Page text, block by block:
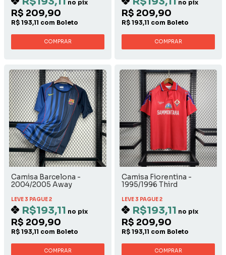
no pix
R$ 209,90
R$ 193,11 com Boleto
COMPRAR
no pix
R$ 209,90
R$ 193,11 com Boleto
COMPRAR
Camisa Barcelona -
2004/2005 Away
LEVE 3 PAGUE 2
R$193,11 no pix
R$ 209,90
R$ 193,11 com Boleto
COMPRAR
Camisa Fiorentina -
1995/1996 Third
LEVE 3 PAGUE 2
R$193,11 no pix
R$ 209,90
R$ 193,11 com Boleto
COMPRAR